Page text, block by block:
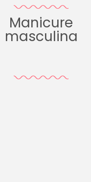
Manicure
masculina